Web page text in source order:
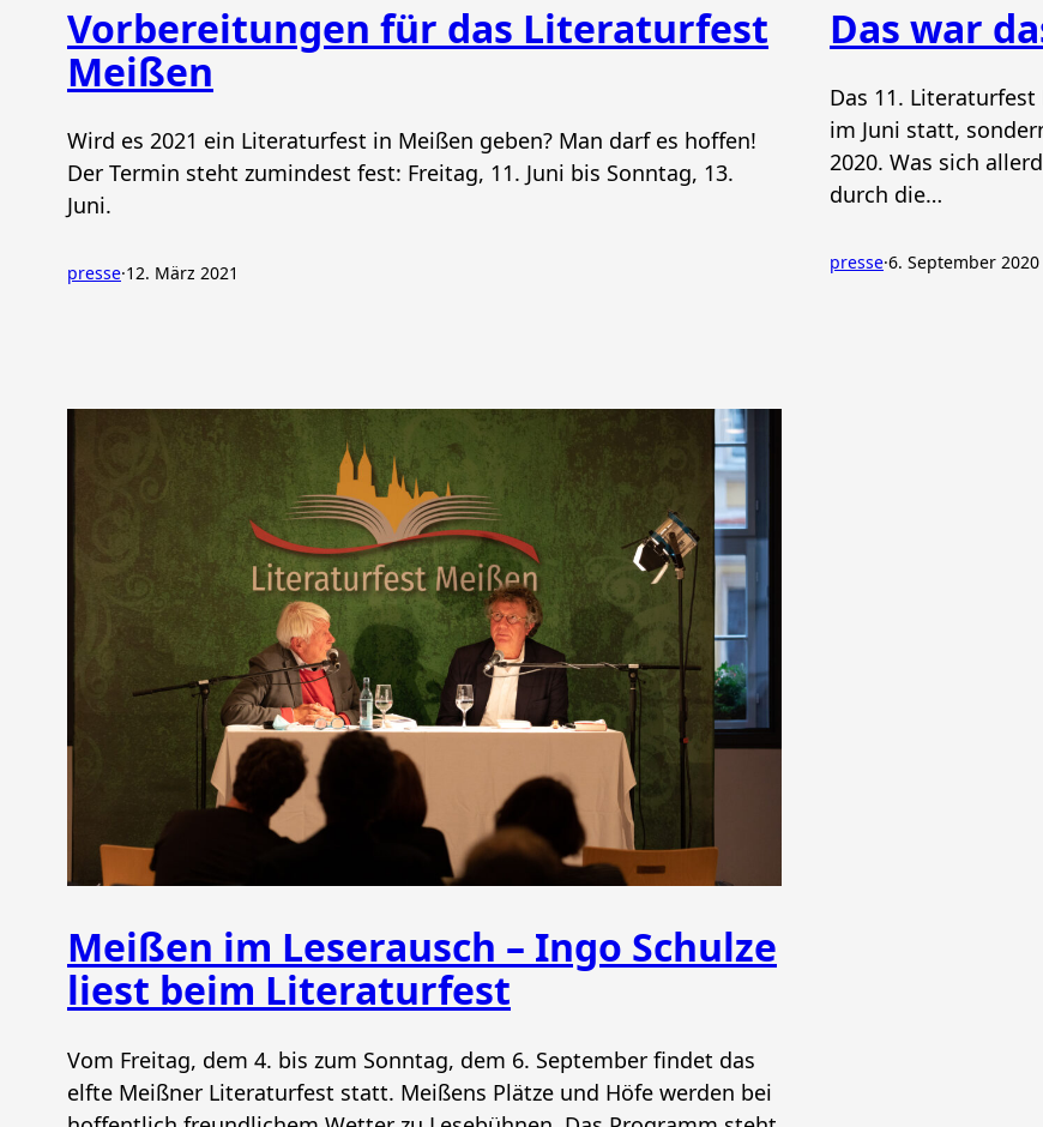
Vorbereitungen für das Literaturfest
Meißen
Wird es 2021 ein Literaturfest in Meißen geben? Man darf es hoffen!
Der Termin steht zumindest fest: Freitag, 11. Juni bis Sonntag, 13.
Juni.
presse·12. März 2021
Das war
Das 11.
im Juni statt,
2020. Was sich
durch die…
presse·6. September 2020
Meißen im Leserausch – Ingo Schulze
liest beim Literaturfest
Vom Freitag, dem 4. bis zum Sonntag, dem 6. September findet das
elfte Meißner Literaturfest statt. Meißens Plätze und Höfe werden bei